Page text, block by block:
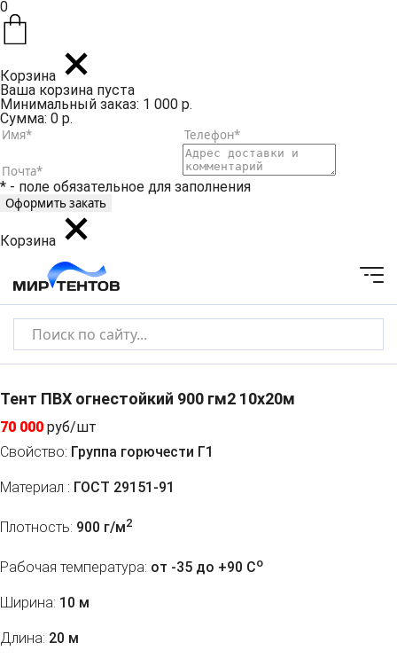
0
Корзина
Ваша корзина пуста
Минимальный заказ: 1 000 р.
Сумма: 0 р.
* - поле обязательное для заполнения
Корзина
Тент ПВХ огнестойкий 900 гм2 10х20м
70 000 руб/шт
Свойство: Группа горючести Г1
Материал : ГОСТ 29151-91
Плотность: 900 г/м2
Рабочая температура: от -35 до +90 Co
Ширина: 10 м
Длина: 20 м